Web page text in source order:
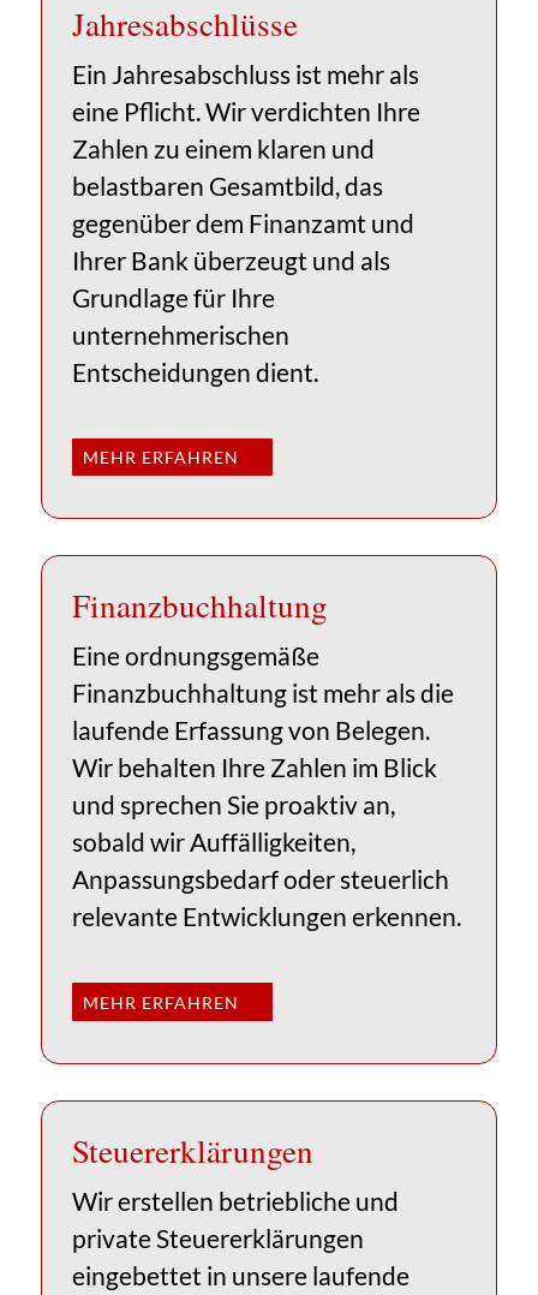
Jahres­abschlüsse
Ein Jahresabschluss ist mehr als
eine Pflicht. Wir verdichten Ihre
Zahlen zu einem klaren und
belastbaren Gesamtbild, das
gegenüber dem Finanzamt und
Ihrer Bank überzeugt und als
Grundlage für Ihre
unternehmerischen
Entscheidungen dient.
MEHR ERFAHREN
Finanz­buchhaltung
Eine ordnungsgemäße
Finanzbuchhaltung ist mehr als die
laufende Erfassung von Belegen.
Wir behalten Ihre Zahlen im Blick
und sprechen Sie proaktiv an,
sobald wir Auffälligkeiten,
Anpassungsbedarf oder steuerlich
relevante Entwicklungen erkennen.
MEHR ERFAHREN
Steuer­erklärungen
Wir erstellen betriebliche und
private Steuererklärungen
eingebettet in unsere laufende